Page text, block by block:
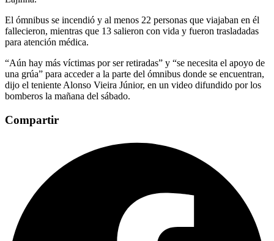
El ómnibus se incendió y al menos 22 personas que viajaban en él
fallecieron, mientras que 13 salieron con vida y fueron trasladadas
para atención médica.
“Aún hay más víctimas por ser retiradas” y “se necesita el apoyo de
una grúa” para acceder a la parte del ómnibus donde se encuentran,
dijo el teniente Alonso Vieira Júnior, en un video difundido por los
bomberos la mañana del sábado.
Compartir